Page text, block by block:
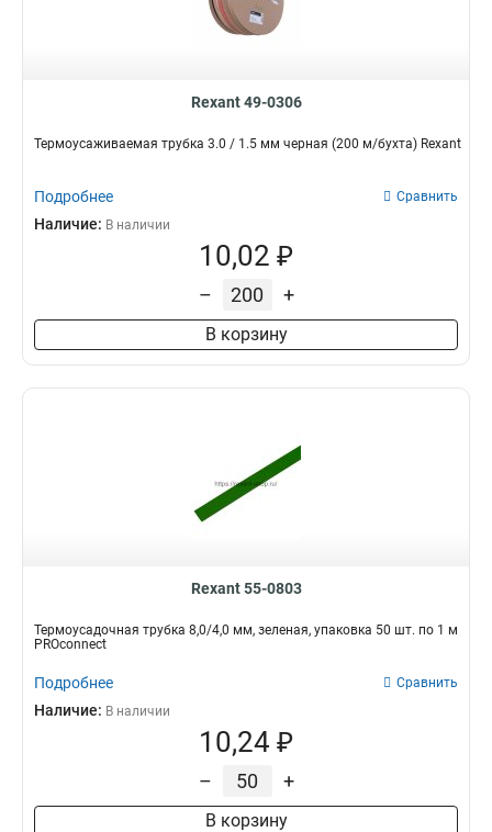
Rexant 49-0306
Термоусаживаемая трубка 3.0 / 1.5 мм черная (200 м/бухта) Rexant
Подробнее Сравнить
Наличие: В наличии
10,02 ₽
– +
В корзину
Rexant 55-0803
Термоусадочная трубка 8,0/4,0 мм, зеленая, упаковка 50 шт. по 1 м
PROconnect
Подробнее Сравнить
Наличие: В наличии
10,24 ₽
– +
В корзину